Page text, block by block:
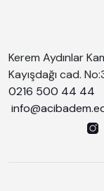
Kerem Aydınlar
Kayışdağı cad.
0216 500 44 44